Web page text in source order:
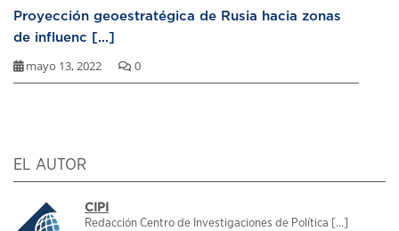
Proyección geoestratégica de Rusia hacia zonas
de influenc [...]
mayo 13, 2022 0
EL AUTOR
CIPI
Redacción Centro de Investigaciones de Política [...]